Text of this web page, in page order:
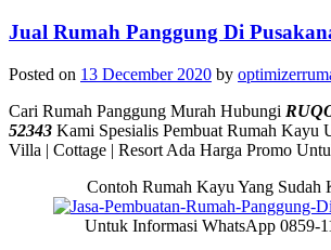
Jual Rumah Panggung Di
Posted on 13 December 2020 by
Cari Rumah Panggung Murah Hubungi
52343 Kami Spesialis Pembuat Rumah Kayu
Villa | Cottage | Resort Ada Harga Promo
Contoh Rumah Kayu Yang Sudah
Untuk Informasi WhatsApp 0859-